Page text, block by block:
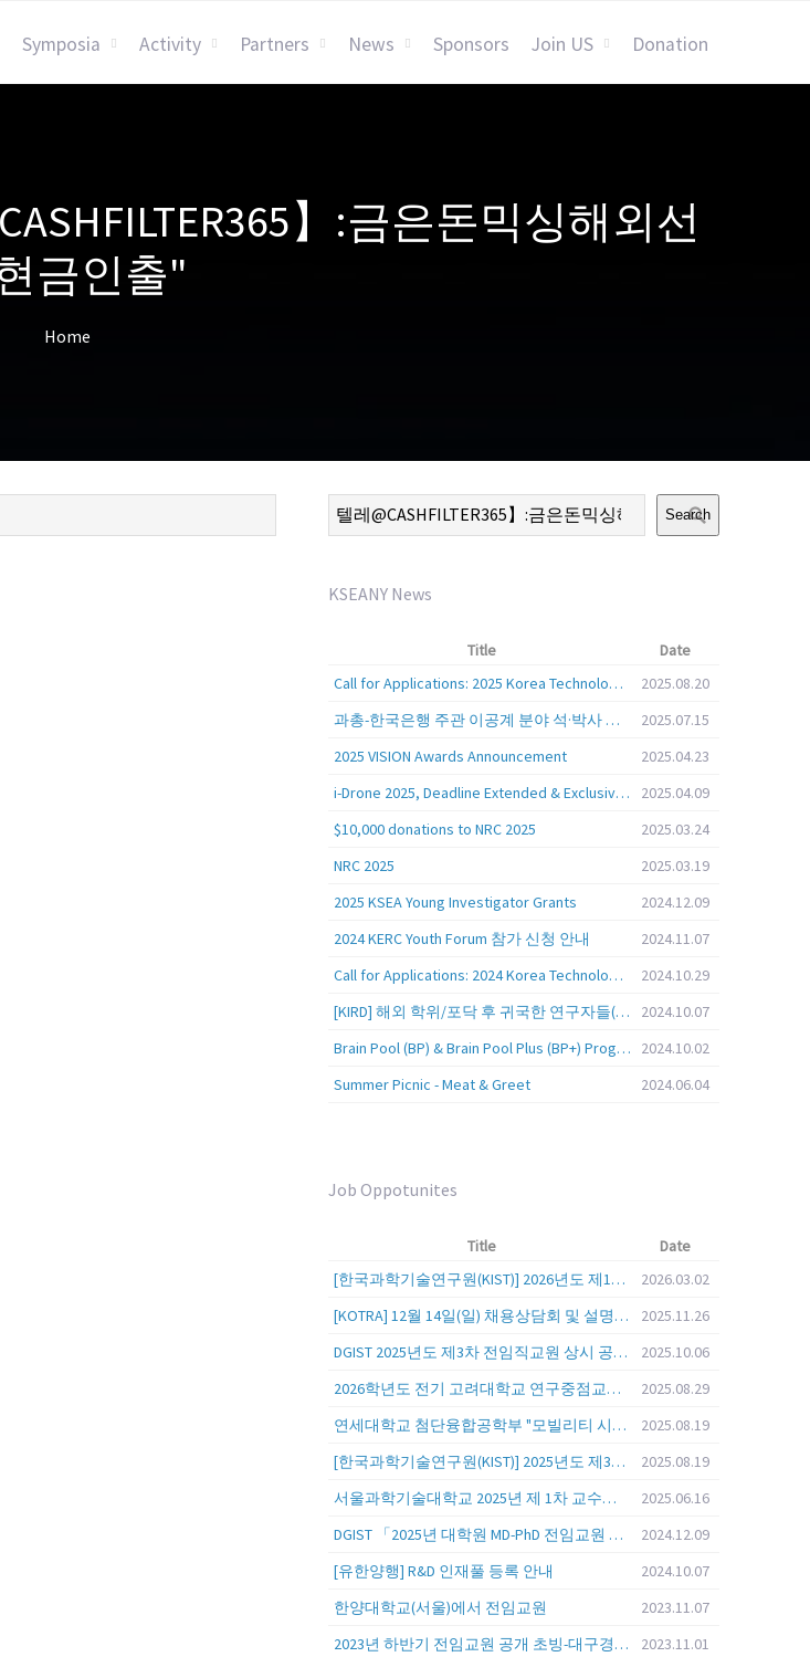
Symposia Activity Partners News Sponsors Join US Donation
】:금은돈믹싱해외선
금인출"
Home
Search
KSEANY News
Title
Date
Call for Applications: 2025 Korea Technology Advisory Group (K-TAG)
2025.08.20
과총-한국은행 주관 이공계 분야 석·박사 학위자 대상 서베이
2025.07.15
2025 VISION Awards Announcement
2025.04.23
i-Drone 2025, Deadline Extended & Exclusive Opportunity to Travel to Korea!
2025.04.09
$10,000 donations to NRC 2025
2025.03.24
NRC 2025
2025.03.19
2025 KSEA Young Investigator Grants
2024.12.09
2024 KERC Youth Forum 참가 신청 안내
2024.11.07
Call for Applications: 2024 Korea Technology Advisory Group (K-TAG)
2024.10.29
[KIRD] 해외 학위/포닥 후 귀국한 연구자들(학교, 출연(연), 기업)의 경력개발 경험 공유 줌 세미나 안내
2024.10.07
Brain Pool (BP) & Brain Pool Plus (BP+) Programs
2024.10.02
Summer Picnic - Meat & Greet
2024.06.04
Job Oppotunites
Title
Date
[한국과학기술연구원(KIST)] 2026년도 제1차 연구부문 공개채용 안내
2026.03.02
[KOTRA] 12월 14일(일) 채용상담회 및 설명회를 안내
2025.11.26
DGIST 2025년도 제3차 전임직교원 상시 공개초빙 공고
2025.10.06
2026학년도 전기 고려대학교 연구중점교수 초빙 공고
2025.08.29
연세대학교 첨단융합공학부 "모빌리티 시스템 전 분야" 전임교원 특별채용 (2026년 9월 1일자 임용 예정)
2025.08.19
[한국과학기술연구원(KIST)] 2025년도 제3차 연구부문 공개채용 안내
2025.08.19
서울과학기술대학교 2025년 제 1차 교수초빙 (교육공무원 일반공개채용) 공고
2025.06.16
DGIST 「2025년 대학원 MD-PhD 전임교원 공개초빙」
2024.12.09
[유한양행] R&D 인재풀 등록 안내
2024.10.07
한양대학교(서울)에서 전임교원
2023.11.07
2023년 하반기 전임교원 공개 초빙-대구경북과학기술원 (DGIST)
2023.11.01